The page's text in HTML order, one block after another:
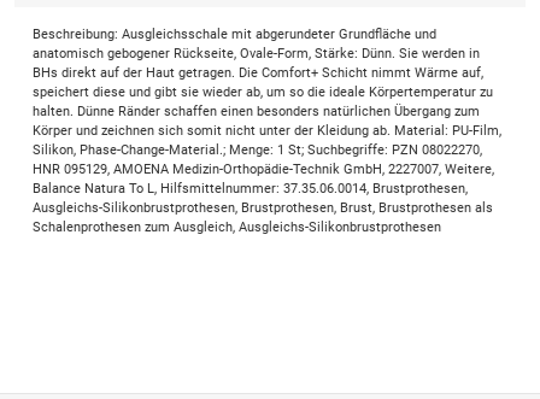
Beschreibung: Ausgleichsschale mit abgerundeter Grundfläche und
anatomisch gebogener Rückseite, Ovale-Form, Stärke: Dünn. Sie werden in
BHs direkt auf der Haut getragen. Die Comfort+ Schicht nimmt Wärme auf,
speichert diese und gibt sie wieder ab, um so die ideale Körpertemperatur zu
halten. Dünne Ränder schaffen einen besonders natürlichen Übergang zum
Körper und zeichnen sich somit nicht unter der Kleidung ab. Material: PU-Film,
Silikon, Phase-Change-Material.; Menge: 1 St; Suchbegriffe: PZN 08022270,
HNR 095129, AMOENA Medizin-Orthopädie-Technik GmbH, 2227007, Weitere,
Balance Natura To L, Hilfsmittelnummer: 37.35.06.0014, Brustprothesen,
Ausgleichs-Silikonbrustprothesen, Brustprothesen, Brust, Brustprothesen als
Schalenprothesen zum Ausgleich, Ausgleichs-Silikonbrustprothesen